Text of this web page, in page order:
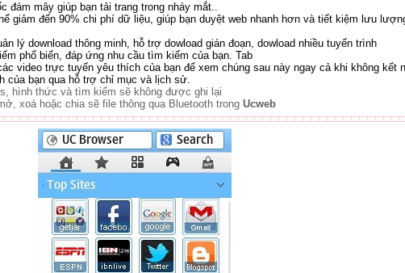
đám mây giúp bạn tải trang trong nháy mắt..
giảm đến 90% chi phí dữ liệu, giúp bạn duyệt web nhanh hơn và tiết kiệm lưu
lý download thông minh, hỗ trợ dowload gián đoạn, dowload nhiều tuyến trình
phổ biến, đáp ứng nhu cầu tìm kiếm của bạn. Tab
video trực tuyến yêu thích của bạn để xem chúng sau này ngay cả khi không kết
của bạn qua hỗ trợ chỉ mục và lịch sử.
hình thức và tìm kiếm sẽ không được ghi lại
xoá hoặc chia sẽ file thông qua Bluetooth trong Ucweb